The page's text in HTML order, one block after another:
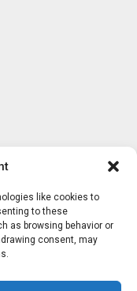
like cookies to
to these
as browsing behavior or
consent, may